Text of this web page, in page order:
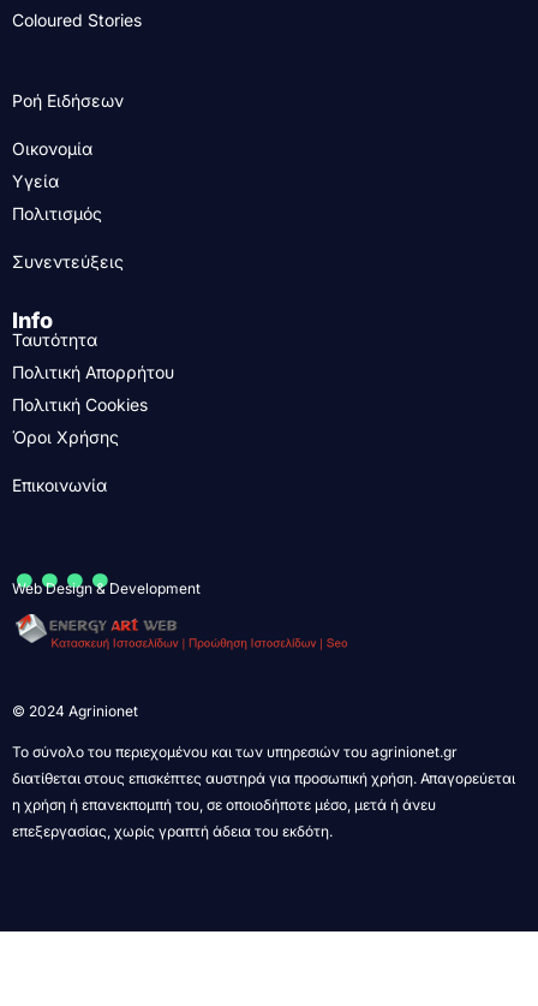
Coloured Stories
Ροή Ειδήσεων
Οικονομία
Υγεία
Πολιτισμός
Συνεντεύξεις
Info
Ταυτότητα
Πολιτική Απορρήτου
Πολιτική Cookies
Όροι Χρήσης
Επικοινωνία
....
Web Design & Development
© 2024 Agrinionet
Το σύνολο του περιεχομένου και των υπηρεσιών του agrinionet.gr
διατίθεται στους επισκέπτες αυστηρά για προσωπική χρήση. Απαγορεύεται
η χρήση ή επανεκπομπή του, σε οποιοδήποτε μέσο, μετά ή άνευ
επεξεργασίας, χωρίς γραπτή άδεια του εκδότη.